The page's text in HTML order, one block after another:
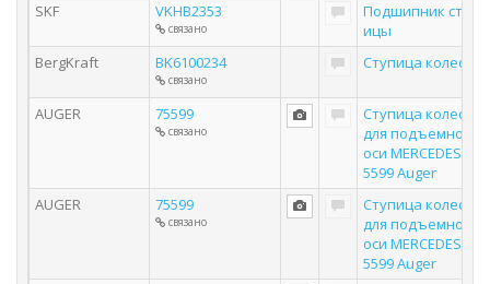
SKF
VKHB2353
связано
Подшипник ступ
ицы
BergKraft
BK6100234
связано
Ступица колеса
AUGER 75599
связано
Ступица колеса
для подъемной
оси MERCEDES 7
5599 Auger
AUGER
75599
связано
Ступица колеса
для подъемной
оси MERCEDES 7
5599 Auger